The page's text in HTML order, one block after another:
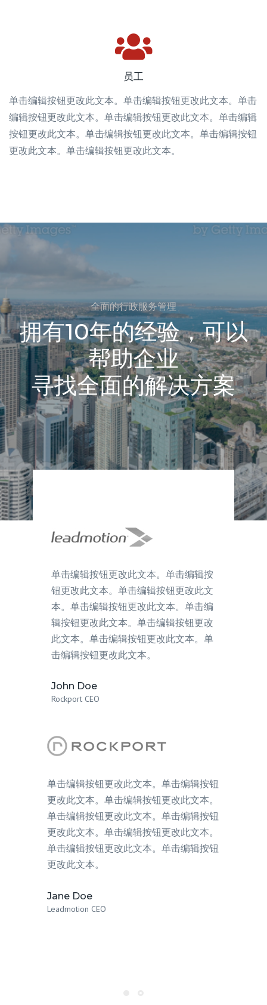
员工
单击编辑按钮更改此文本。单击编辑按钮更改此文本。单击
编辑按钮更改此文本。单击编辑按钮更改此文本。单击编辑
按钮更改此文本。单击编辑按钮更改此文本。单击编辑按钮
更改此文本。单击编辑按钮更改此文本。
全面的行政服务管理
拥有10年的经验，可以
帮助企业
寻找全面的解决方案
单击编辑按钮更改此文本。单击编辑按
钮更改此文本。单击编辑按钮更改此文
本。单击编辑按钮更改此文本。单击编
辑按钮更改此文本。单击编辑按钮更改
此文本。单击编辑按钮更改此文本。单
击编辑按钮更改此文本。
John Doe
Rockport CEO
单击编辑按钮更改此文本。单击编辑按钮
更改此文本。单击编辑按钮更改此文本。
单击编辑按钮更改此文本。单击编辑按钮
更改此文本。单击编辑按钮更改此文本。
单击编辑按钮更改此文本。单击编辑按钮
更改此文本。
Jane Doe
Leadmotion CEO